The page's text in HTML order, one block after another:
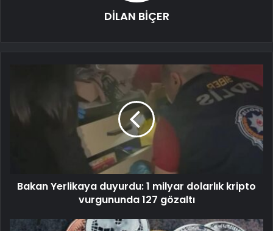
DİLAN BİÇER
Bakan Yerlikaya duyurdu: 1 milyar dolarlık kripto
vurgununda 127 gözaltı